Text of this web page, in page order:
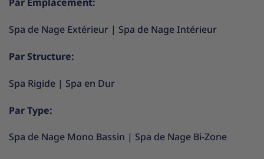
Spa de Nage Extérieur | Spa de Nage Intérieur
Par Structure:
Spa Rigide | Spa en Dur
Par Type:
Spa de Nage Mono Bassin | Spa de Nage Bi-Zone